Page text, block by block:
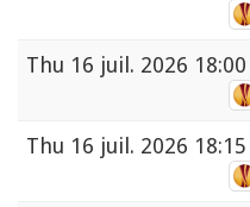
Thu 16 juil. 2026 18:00
Thu 16 juil. 2026 18:15